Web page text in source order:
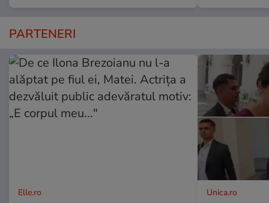
PARTENERI
Elle.ro Unica.ro